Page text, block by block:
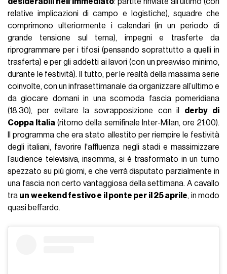
relative implicazioni di campo e logistiche), squadre che
comprimono ulteriormente i calendari (in un periodo di
grande tensione sul tema), impegni e trasferte da
riprogrammare per i tifosi (pensando soprattutto a quelli in
trasferta) e per gli addetti ai lavori (con un preavviso minimo,
durante le festività). Il tutto, per le realtà della massima serie
coinvolte, con un infrasettimanale da organizzare all’ultimo e
da giocare domani in una scomoda fascia pomeridiana
(18.30), per evitare la sovrapposizione con il derby di
Coppa Italia (ritorno della semifinale Inter-Milan, ore 21:00).
Il programma che era stato allestito per riempire le festività
degli italiani, favorire l'affluenza negli stadi e massimizzare
l’audience televisiva, insomma, si è trasformato in un turno
spezzato su più giorni, e che verrà disputato parzialmente in
una fascia non certo vantaggiosa della settimana. A cavallo
tra un weekend festivo e il ponte per il 25 aprile, in modo
quasi beffardo.